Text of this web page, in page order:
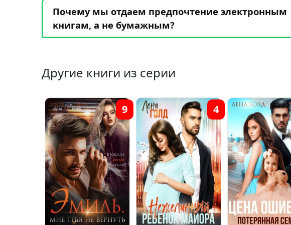
Почему мы отдаем предпочтение электронным
книгам, а не бумажным?
Другие книги из серии
9 4